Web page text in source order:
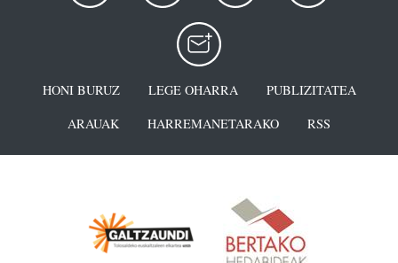
HONI BURUZ LEGE OHARRA
PUBLIZITATEA
ARAUAK
HARREMANETARAKO RSS